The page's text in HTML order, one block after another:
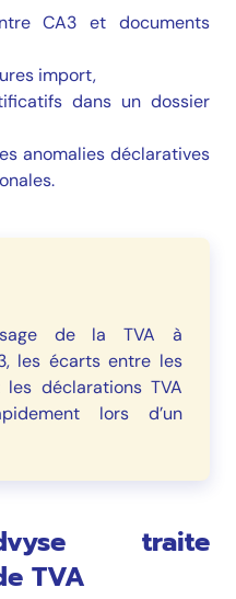
CA3 et documents
import,
dans un dossier
anomalies déclaratives
de la TVA à
les écarts entre les
déclarations TVA
lors d’un
traite
TVA